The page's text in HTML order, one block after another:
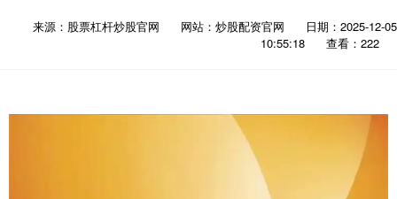
来源：股票杠杆炒股官网 网站：炒股配资官网
日期：2025-12-05
10:55:18
查看：222